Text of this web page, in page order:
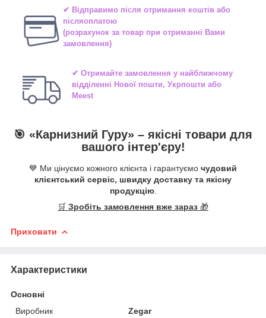
✔ Відправимо після отримання коштів або
післяоплатою
(розрахунок за товар при отриманні Вами
замовлення)
✔ Отримайте замовлення у найближчому
відділенні Нової пошти, Укрпошти або
Meest
🎯 «Карнизний Гуру» – якісні товари для
вашого інтер'єру!
💙 Ми цінуємо кожного клієнта і гарантуємо чудовий
клієнтський сервіс, швидку доставку та якісну
продукцію.
🛒 Зробіть замовлення вже зараз 🎁
Приховати
Характеристики
Основні
Виробник
Zegar